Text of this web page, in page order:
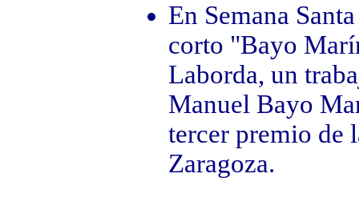
En Semana
corto "Bayo
Laborda, un
Manuel Bayo
tercer premio de
Zaragoza.